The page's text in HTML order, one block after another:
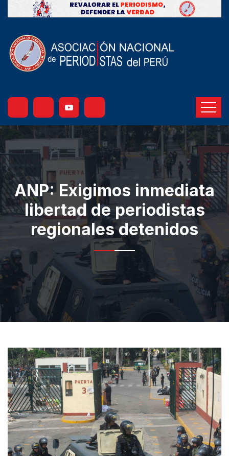
ANP: Exigimos inmediata
libertad de periodistas
regionales detenidos